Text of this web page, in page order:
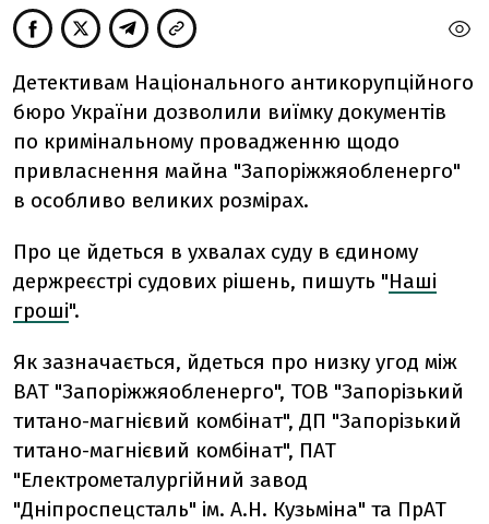
Детективам Національного антикорупційного
бюро України дозволили виїмку документів
по кримінальному провадженню щодо
привласнення майна "Запоріжжяобленерго"
в особливо великих розмірах.
Про це йдеться в ухвалах суду в єдиному
держреєстрі судових рішень, пишуть "Наші
гроші".
Як зазначається, йдеться про низку угод між
ВАТ "Запоріжжяобленерго", ТОВ "Запорізький
титано-магнієвий комбінат", ДП "Запорізький
титано-магнієвий комбінат", ПАТ
"Електрометалургійний завод
"Дніпроспецсталь" ім. А.Н. Кузьміна" та ПрАТ